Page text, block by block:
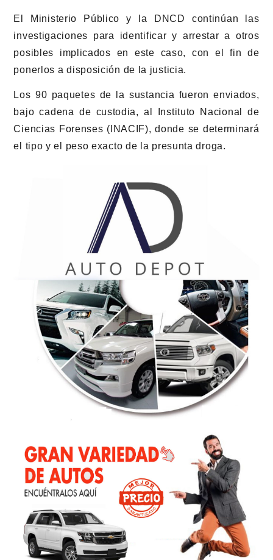
El Ministerio Público y la DNCD continúan las
investigaciones para identificar y arrestar a otros
posibles implicados en este caso, con el fin de
ponerlos a disposición de la justicia.
Los 90 paquetes de la sustancia fueron enviados,
bajo cadena de custodia, al Instituto Nacional de
Ciencias Forenses (INACIF), donde se determinará
el tipo y el peso exacto de la presunta droga.